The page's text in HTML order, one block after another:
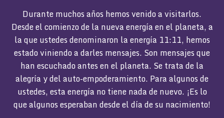
Durante muchos años hemos venido a visitarlos.
Desde el comienzo de la nueva energía en el planeta, a
la que ustedes denominaron la energía 11:11, hemos
estado viniendo a darles mensajes. Son mensajes que
han escuchado antes en el planeta. Se trata de la
alegría y del auto-empoderamiento. Para algunos de
ustedes, esta energía no tiene nada de nuevo. ¡Es lo
que algunos esperaban desde el día de su nacimiento!